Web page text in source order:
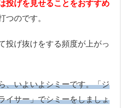
投げを見せることをおすすめ
つのです。
投げ抜けをする頻度が上がっ
、いよいよシミーです。「ジ
イサー」でシミーをしましょ